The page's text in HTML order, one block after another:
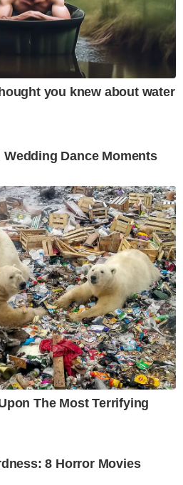
you knew about water
Dance Moments
The Most Terrifying
8 Horror Movies